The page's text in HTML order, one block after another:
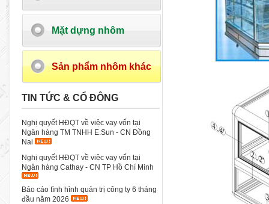
Mặt dựng nhôm
Sản phẩm nhôm khác
TIN TỨC & CỔ ĐÔNG
Nghị quyết HĐQT về việc vay vốn tại
Ngân hàng TM TNHH E.Sun - CN Đồng
Nai
Nghị quyết HĐQT về việc vay vốn tại
Ngân hàng Cathay - CN TP Hồ Chí Minh
Báo cáo tình hình quản trị công ty 6 tháng
đầu năm 2026